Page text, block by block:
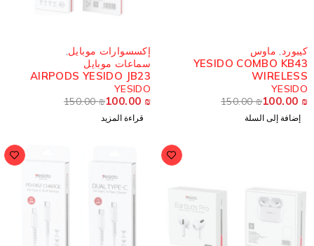
كيبورد , ماوس
YESIDO COMBO KB43
WIRELESS
YESIDO
150.00₪100.00
إضافة إلى السلة
مُباع
إكسسوارات موبايل,
سماعات موبايل
AIRPODS YESIDO JB23
YESIDO
150.00₪100.00
قراءة المزيد